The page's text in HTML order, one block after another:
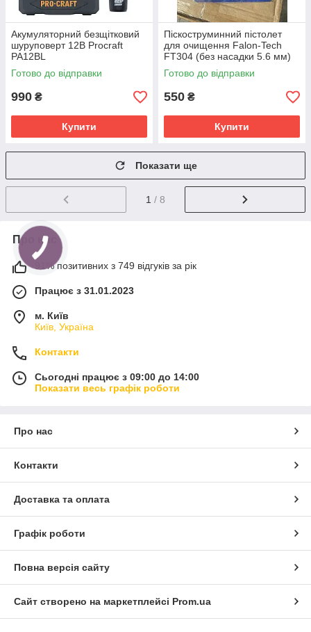
Акумуляторний безщітковий
шуруповерт 12В Procraft
PA12BL
Готово до відправки
990 ₴
Купити
Піскоструминний пістолет
для очищення Falon-Tech
FT304 (без насадки 5.6 мм)
Готово до відправки
550 ₴
Купити
Показати ще
1 / 8
Про нас
91% позитивних з 749 відгуків за рік
Працює з 31.01.2023
м. Київ
Київ, Україна
Контакти
Сьогодні працює з 09:00 до 14:00
Показати весь графік роботи
Про нас
Контакти
Доставка та оплата
Графік роботи
Повна версія сайту
Сайт створено на маркетплейсі Prom.ua